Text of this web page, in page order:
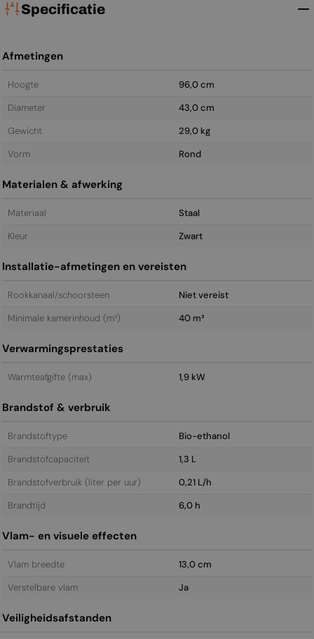
Specificatie
Afmetingen
Hoogte
96,0 cm
Diameter
43,0 cm
Gewicht
29,0 kg
Vorm
Rond
Materialen & afwerking
Materiaal
Staal
Kleur
Zwart
Installatie-afmetingen en vereisten
Rookkanaal/schoorsteen
Niet vereist
Minimale kamerinhoud (m³)
40 m³
Verwarmingsprestaties
Warmteafgifte (max) 1,9 kW
Brandstof & verbruik
Brandstoftype
Bio-ethanol
Brandstofcapaciteit
1,3 L
Brandstofverbruik (liter per uur)
0,21 L/h
Brandtijd
6,0 h
Vlam- en visuele effecten
Vlam breedte
13,0 cm
Verstelbare vlam
Ja
Veiligheidsafstanden